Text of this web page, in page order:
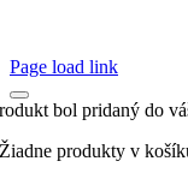
Page load link
bol pridaný do
Žiadne produkty v